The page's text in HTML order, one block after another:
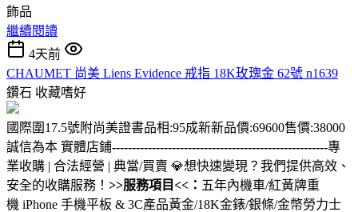
飾品
繼續閱讀
4天前
CHAUMET 尚美 Liens Evidence 戒指 18K玫瑰金 62號 n1639
鑽石 收藏嗜好
國際圍17.5號附尚美證書品相:95成新新品價:69600售價:38000
誠信為本 實體店鋪------------------------------------------------------專
業收購 | 合法經營 | 典當/買賣 💎想快速變現？我們提供高效、
安全的收購服務！ >>服務項目<<： 五年內機車/紅黃牌重
機 iPhone 手機平板 & 3C產品黃金/18K金錶/銀條/金幣勞力士